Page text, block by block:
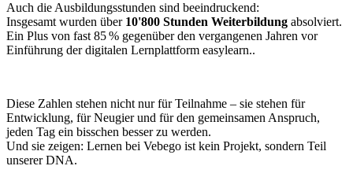
Auch die Ausbildungsstunden sind beeindruckend:
Insgesamt wurden über 10'800 Stunden Weiterbildung absolviert.
Ein Plus von fast 85 % gegenüber den vergangenen Jahren vor
Einführung der digitalen Lernplattform easylearn..
Diese Zahlen stehen nicht nur für Teilnahme – sie stehen für
Entwicklung, für Neugier und für den gemeinsamen Anspruch,
jeden Tag ein bisschen besser zu werden.
Und sie zeigen: Lernen bei Vebego ist kein Projekt, sondern Teil
unserer DNA.